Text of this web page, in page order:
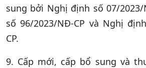
sung bởi Nghị định số 07/2023/
số 96/2023/NĐ-CP và Nghị
CP.
9. Cấp mới, cấp bổ sung và